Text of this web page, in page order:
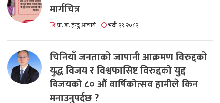
मार्गचित्र
प्रा. डा. ईन्दु आचार्य भदौ २९ २०८२
चिनियाँ जनताको जापानी आक्रमण विरुद्दको
युद्ध विजय र विश्वफासिष्ट विरुद्दको युद्द
विजयको ८० औं वार्षिकोत्सव हामीले किन
मनाउनुपर्दछ ?